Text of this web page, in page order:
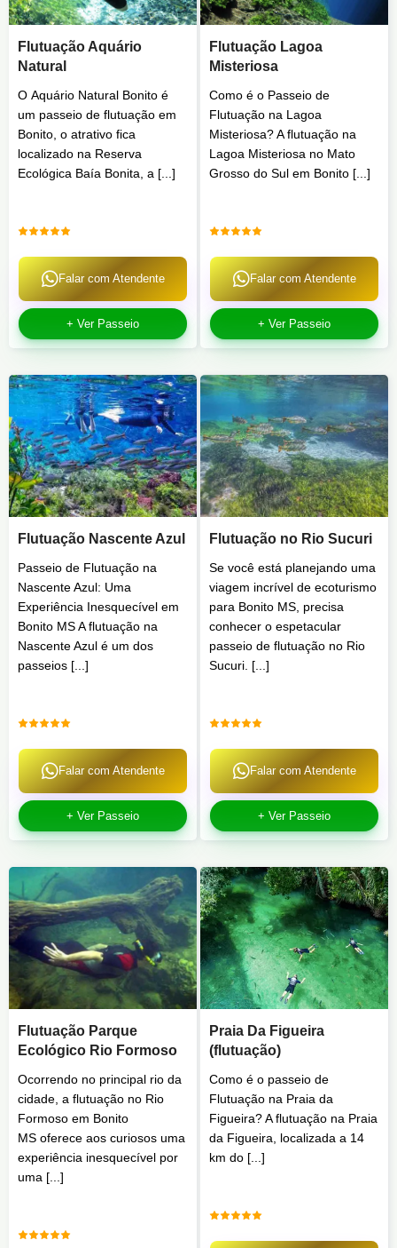
Flutuação Aquário
Natural
O Aquário Natural Bonito é
um passeio de flutuação em
Bonito, o atrativo fica
localizado na Reserva
Ecológica Baía Bonita, a [...]
Falar com Atendente
+ Ver Passeio
Flutuação Lagoa
Misteriosa
Como é o Passeio de
Flutuação na Lagoa
Misteriosa? A flutuação na
Lagoa Misteriosa no Mato
Grosso do Sul em Bonito [...]
Falar com Atendente
+ Ver Passeio
Flutuação Nascente Azul
Passeio de Flutuação na
Nascente Azul: Uma
Experiência Inesquecível em
Bonito MS A flutuação na
Nascente Azul é um dos
passeios [...]
Falar com Atendente
+ Ver Passeio
Flutuação no Rio Sucuri
Se você está planejando uma
viagem incrível de ecoturismo
para Bonito MS, precisa
conhecer o espetacular
passeio de flutuação no Rio
Sucuri. [...]
Falar com Atendente
+ Ver Passeio
Flutuação Parque
Ecológico Rio Formoso
Ocorrendo no principal rio da
cidade, a flutuação no Rio
Formoso em Bonito
MS oferece aos curiosos uma
experiência inesquecível por
uma [...]
Praia Da Figueira
(flutuação)
Como é o passeio de
Flutuação na Praia da
Figueira? A flutuação na Praia
da Figueira, localizada a 14
km do [...]